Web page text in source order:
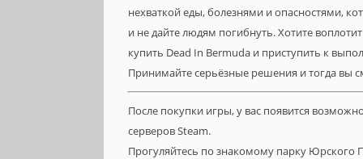
нехваткой еды, болезнями и опасностями,
и не дайте людям погибнуть. Хотите
купить Dead In Bermuda и приступить к
Принимайте серьёзные решения и тогда вы
После покупки игры, у вас появится
серверов Steam.
Прогуляйтесь по знакомому парку